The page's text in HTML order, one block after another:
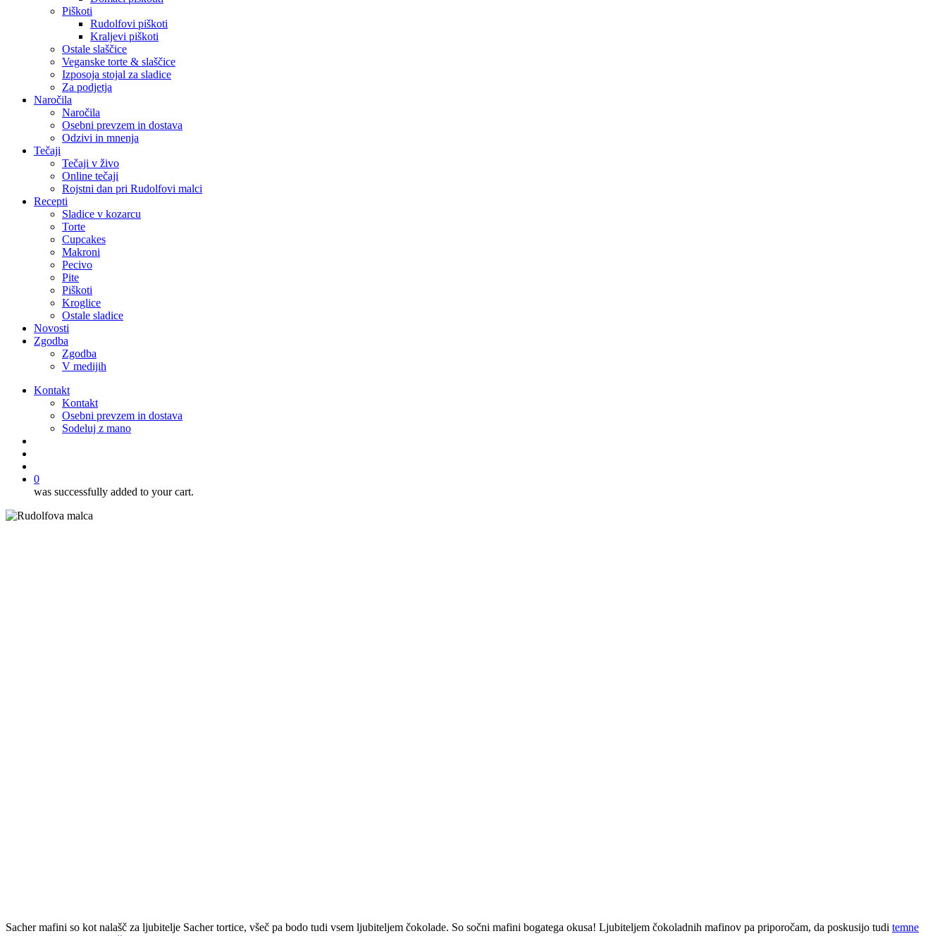
Piškoti
Rudolfovi piškoti
Kraljevi piškoti
Ostale slaščice
Veganske torte & slaščice
Izposoja stojal za sladice
Za podjetja
Naročila
Naročila
Osebni prevzem in dostava
Odzivi in mnenja
Tečaji
Tečaji v živo
Online tečaji
Rojstni dan pri Rudolfovi malci
Recepti
Sladice v kozarcu
Torte
Cupcakes
Makroni
Pecivo
Pite
Piškoti
Kroglice
Ostale sladice
Novosti
Zgodba
Zgodba
V medijih
Kontakt
Kontakt
Osebni prevzem in dostava
Sodeluj z mano
0
was successfully added to your cart.
Sacher mafini so kot nalašč za ljubitelje Sacher tortice, všeč pa bodo tudi vsem ljubiteljem čokolade. So sočni mafini bogatega okusa! Ljubiteljem čokoladnih mafinov pa priporočam, da poskusijo tudi temne